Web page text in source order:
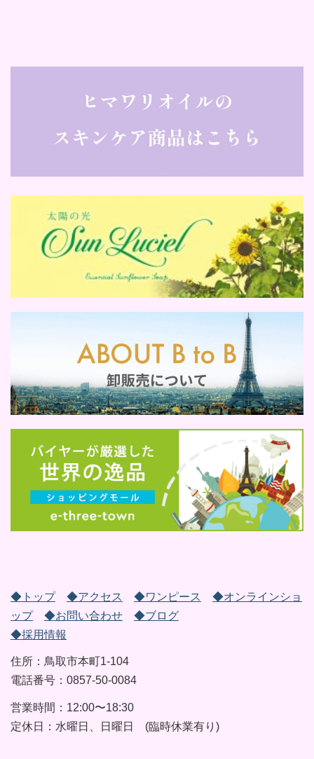
◆トップ ◆アクセス ◆ワンピース
◆オンラインショ
ップ
◆お問い合わせ
◆ブログ
◆採用情報
住所：鳥取市本町1-104
電話番号：0857-50-0084
営業時間：12:00〜18:30
定休日：水曜日、日曜日 (臨時休業有り)